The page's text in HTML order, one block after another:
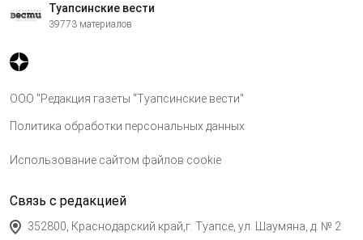
Туапсинские вести
39773 материалов
ООО "Редакция газеты "Туапсинские вести"
Политика обработки персональных данных
Использование сайтом файлов cookie
Связь с редакцией
352800, Краснодарский край,г. Туапсе, ул. Шаумяна, д. № 2